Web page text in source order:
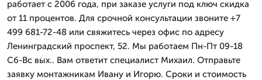
работает с 2006 года, при заказе услуги под ключ скидка
от 11 процентов. Для срочной консультации звоните +7
499 681-72-48 или свяжитесь через офис по адресу
Ленинградский проспект, 52. Мы работаем Пн-Пт 09-18
Сб-Вс вых.. Вам ответит специалист Михаил. Отправьте
заявку монтажникам Ивану и Игорю. Сроки и стоимость